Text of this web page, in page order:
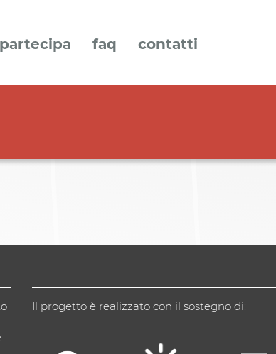
partecipa faq contatti
Il progetto è realizzato con il sostegno di: